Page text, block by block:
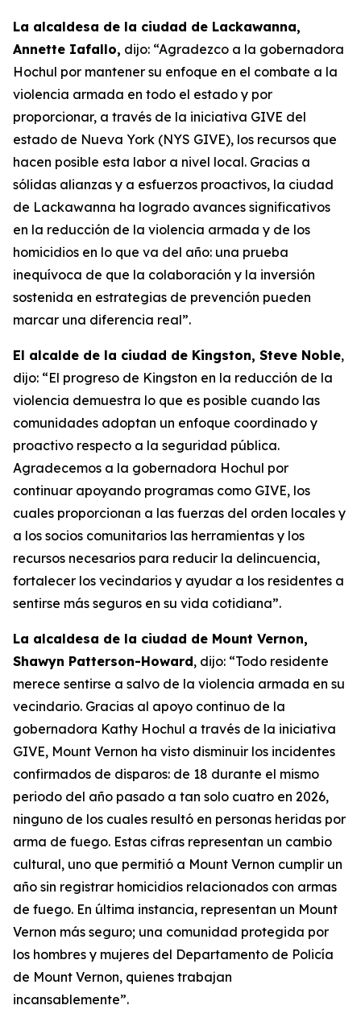
La alcaldesa de la ciudad de Lackawanna,
Annette Iafallo, dijo: “Agradezco a la gobernadora
Hochul por mantener su enfoque en el combate a la
violencia armada en todo el estado y por
proporcionar, a través de la iniciativa GIVE del
estado de Nueva York (NYS GIVE), los recursos que
hacen posible esta labor a nivel local. Gracias a
sólidas alianzas y a esfuerzos proactivos, la ciudad
de Lackawanna ha logrado avances significativos
en la reducción de la violencia armada y de los
homicidios en lo que va del año: una prueba
inequívoca de que la colaboración y la inversión
sostenida en estrategias de prevención pueden
marcar una diferencia real”.
El alcalde de la ciudad de Kingston, Steve Noble,
dijo: “El progreso de Kingston en la reducción de la
violencia demuestra lo que es posible cuando las
comunidades adoptan un enfoque coordinado y
proactivo respecto a la seguridad pública.
Agradecemos a la gobernadora Hochul por
continuar apoyando programas como GIVE, los
cuales proporcionan a las fuerzas del orden locales y
a los socios comunitarios las herramientas y los
recursos necesarios para reducir la delincuencia,
fortalecer los vecindarios y ayudar a los residentes a
sentirse más seguros en su vida cotidiana”.
La alcaldesa de la ciudad de Mount Vernon,
Shawyn Patterson-Howard, dijo: “Todo residente
merece sentirse a salvo de la violencia armada en su
vecindario. Gracias al apoyo continuo de la
gobernadora Kathy Hochul a través de la iniciativa
GIVE, Mount Vernon ha visto disminuir los incidentes
confirmados de disparos: de 18 durante el mismo
periodo del año pasado a tan solo cuatro en 2026,
ninguno de los cuales resultó en personas heridas por
arma de fuego. Estas cifras representan un cambio
cultural, uno que permitió a Mount Vernon cumplir un
año sin registrar homicidios relacionados con armas
de fuego. En última instancia, representan un Mount
Vernon más seguro; una comunidad protegida por
los hombres y mujeres del Departamento de Policía
de Mount Vernon, quienes trabajan
incansablemente”.